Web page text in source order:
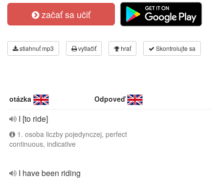
začať sa učiť
stiahnuť mp3 vytlačiť hrať Skontrolujte sa
otázka Odpoveď
I [to ride]
1. osoba liczby pojedynczej, perfect
continuous, indicative
I have been riding